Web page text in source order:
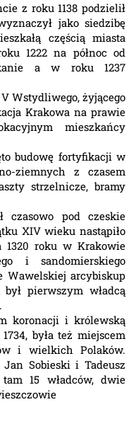
z roku 1138 podzielił
jako siedzibę
częścią miasta
1222 na północ od
a w roku 1237
V Wstydliwego, żyjącego
Krakowa na prawie
mieszkańcy
budowę fortyfikacji w
ziemnych z czasem
strzelnicze, bramy
czasowo pod czeskie
XIV wieku nastąpiło
1320 roku w Krakowie
i sandomierskiego
Wawelskiej arcybiskup
pierwszym władcą
koronacji i królewską
była też miejscem
i wielkich Polaków.
Sobieski i Tadeusz
15 władców, dwie